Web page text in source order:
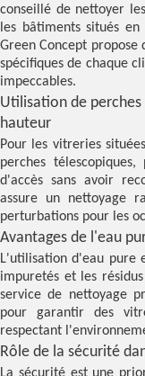
conseillé de nettoyer
les bâtiments situés
Green Concept propose
spécifiques de chaque
impeccables.
Utilisation de
hauteur
Pour les vitreries
perches
d'accès sans avoir
assure un nettoyage
perturbations pour les
Avantages de l'eau
L'utilisation d'eau pure
impuretés et les
service de nettoyage
pour garantir des
respectant
Rôle de la sécurité